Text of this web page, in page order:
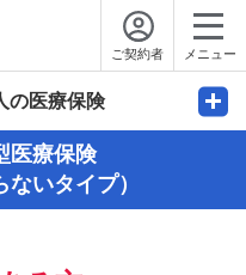
ご契約者 メニュー
の医療保険
医療保険
ないタイプ）